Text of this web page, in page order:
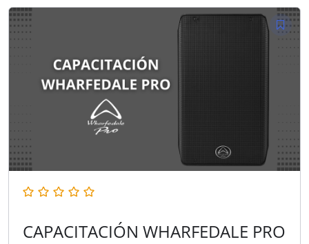
CAPACITACIÓN WHARFEDALE PRO